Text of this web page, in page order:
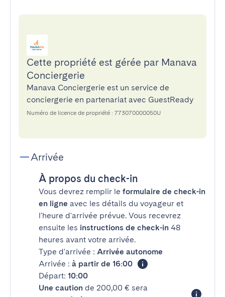
Cette propriété est gérée par Manava
Conciergerie
Manava Conciergerie est un service de
conciergerie en partenariat avec GuestReady
Numéro de licence de propriété : 773070000050U
Arrivée
À propos du check-in
Vous devrez remplir le formulaire de check-in
en ligne avec les détails du voyageur et
l'heure d'arrivée prévue. Vous recevrez
ensuite les instructions de check-in 48
heures avant votre arrivée.
Type d'arrivée : Arrivée autonome
Arrivée : à partir de 16:00
Départ: 10:00
Une caution de 200,00 € sera